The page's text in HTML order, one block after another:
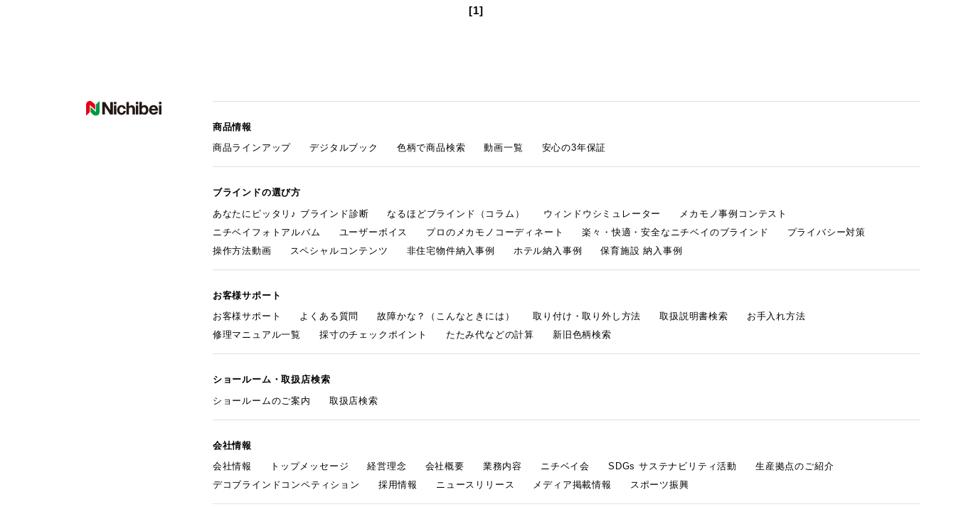
[1]
商品情報
商品ラインアップ
デジタルブック 色柄で商品検索 動画一覧 安心の3年保証
ブラインドの選び方
あなたにピッタリ♪ ブラインド診断
なるほどブラインド（コラム） ウィンドウシミュレーター
メカモノ事例コンテスト
ニチベイフォトアルバム
ユーザーボイス プロのメカモノコーディネート 楽々・快適・安全なニチベイのブラインド
プライバシー対策
操作方法動画
スペシャルコンテンツ 非住宅物件納入事例 ホテル納入事例 保育施設 納入事例
お客様サポート
お客様サポート
よくある質問 故障かな？（こんなときには） 取り付け・取り外し方法 取扱説明書検索
お手入れ方法
修理マニュアル一覧
採寸のチェックポイント たたみ代などの計算 新旧色柄検索
ショールーム・取扱店検索
ショールームのご案内
取扱店検索
会社情報
会社情報
トップメッセージ 経営理念 会社概要 業務内容 ニチベイ会 SDGs サステナビリティ活動
生産拠点のご紹介
デコブラインドコンペティション
採用情報 ニュースリリース メディア掲載情報 スポーツ振興